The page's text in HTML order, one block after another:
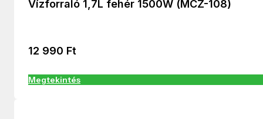
Vízforraló 1,7L fehér 1500W (MCZ-108)
12 990 Ft
Megtekintés